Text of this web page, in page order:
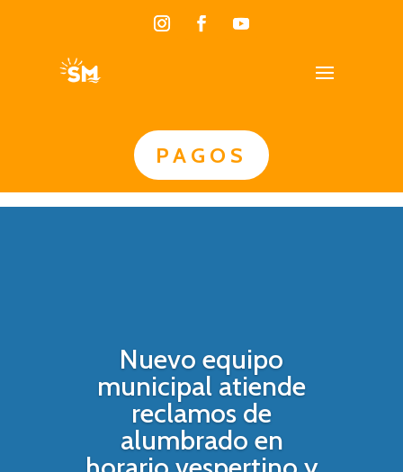
PAGOS
Nuevo equipo
municipal atiende
reclamos de
alumbrado en